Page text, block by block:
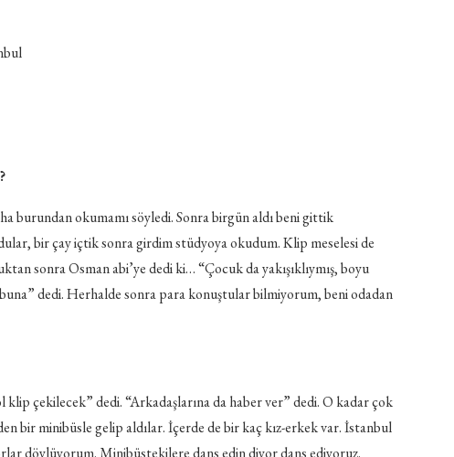
burundan okumamı söyledi. Sonra birgün aldı beni gittik
bir çay içtik sonra girdim stüdyoya okudum. Klip meselesi de
sonra Osman abi’ye dedi ki… “Çocuk da yakışıklıymış, boyu
dedi. Herhalde sonra para konuştular bilmiyorum, beni odadan
klip çekilecek” dedi. “Arkadaşlarına da haber ver” dedi. O kadar çok
bir minibüsle gelip aldılar. İçerde de bir kaç kız-erkek var. İstanbul
döylüyorum. Minibüstekilere dans edin diyor dans ediyoruz.